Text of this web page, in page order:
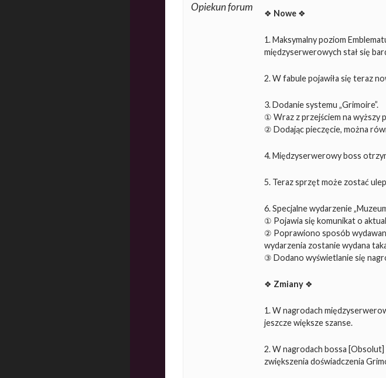
Opiekun forum
❖ Nowe ❖
1. Maksymalny poziom
międzyserwerowych stał się
2. W fabule pojawiła się teraz
3. Dodanie systemu „Grimoire”.
① Wraz z przejściem na wyższy
② Dodając pieczęcie, można
4. Międzyserwerowy boss
5. Teraz sprzęt może zostać
6. Specjalne wydarzenie
① Pojawia się komunikat o
② Poprawiono sposób
wydarzenia zostanie wydana
③ Dodano wyświetlanie się
❖ Zmiany ❖
1. W nagrodach
jeszcze większe szanse.
2. W nagrodach bossa
zwiększenia doświadczenia